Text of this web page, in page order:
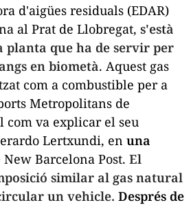
d'aigües residuals (EDAR)
al Prat de Llobregat, s'està
que ha de servir per
en biometà. Aquest gas
com a combustible per a
Metropolitans de
com va explicar el seu
Lertxundi, en una
New Barcelona Post. El
similar al gas natural
un vehicle. Després de